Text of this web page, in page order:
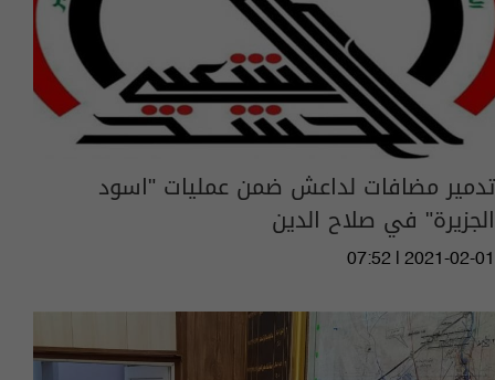
تدمير مضافات لداعش ضمن عمليات "اسود
الجزيرة" في صلاح الدين
07:52 | 2021-02-01